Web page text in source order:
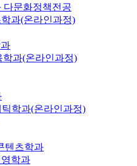
다문화정책전공
과(온라인과정)
학과(온라인과정)
학과(온라인과정)
텐츠학과
학과